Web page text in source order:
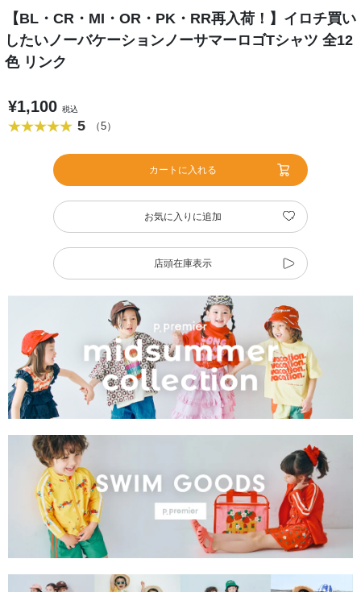
【BL・CR・MI・OR・PK・RR再入荷！】イロチ買い
したいノーバケーションノーサマーロゴTシャツ 全12
色 リンク
¥1,100 税込
5 （5）
カートに入れる
お気に入りに追加
店頭在庫表示